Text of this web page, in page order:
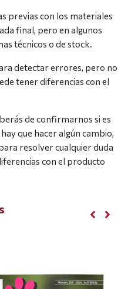
previas con los materiales
final, pero en algunos
técnicos o de stock.
detectar errores, pero no
tener diferencias con el
de confirmarnos si es
que hacer algún cambio,
resolver cualquier duda
con el producto
publi.